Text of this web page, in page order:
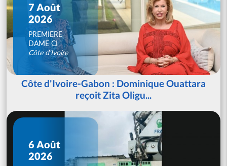
7 Août
2026
PREMIERE
DAME CI
Côte d'Ivoire
Côte d'Ivoire-Gabon : Dominique Ouattara
reçoit Zita Oligu...
6 Août
2026